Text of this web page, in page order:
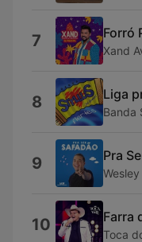
7 Forró
Xand
8 Liga
Banda
9 Pra
10 Farra
Toca